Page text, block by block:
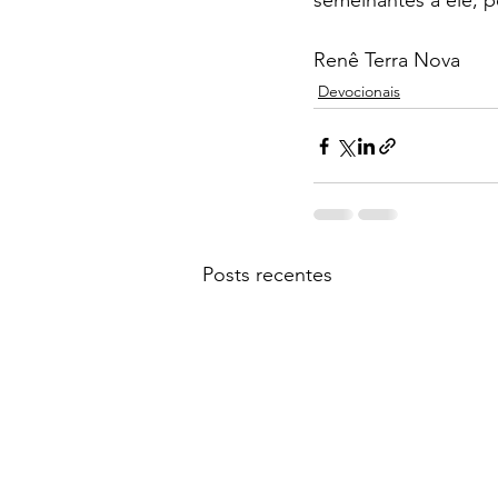
Renê Terra Nova
Devocionais
Posts recentes